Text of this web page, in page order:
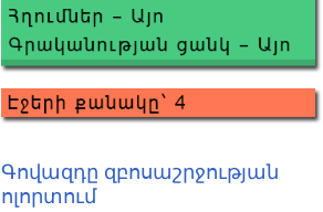
Գովազդը զբոսաշրջության
ոլորտում